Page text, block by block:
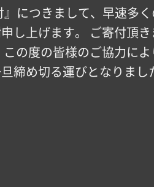
につきまして、早速多
し上げます。 ご寄付頂
の度の皆様のご協力に
締め切る運びとなりま